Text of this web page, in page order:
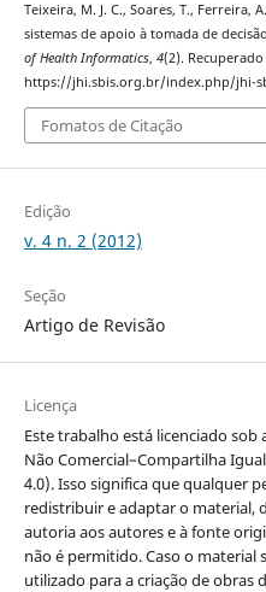
Teixeira, M. J. C., Soares, T., Ferreira,
sistemas de apoio à tomada de
of Health Informatics, 4(2).
https://jhi.sbis.org.br/index.php/jhi-
Fomatos de Citação
Edição
v. 4 n. 2 (2012)
Seção
Artigo de Revisão
Licença
Este trabalho está licenciado
Não Comercial–Compartilha
4.0). Isso significa que qualquer
redistribuir e adaptar o material,
autoria aos autores e à fonte
não é permitido. Caso o material
utilizado para a criação de obras